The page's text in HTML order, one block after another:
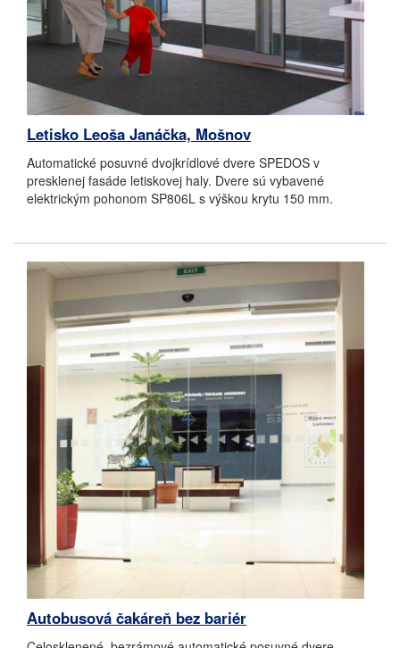
Letisko Leoša Janáčka, Mošnov
Automatické posuvné dvojkrídlové dvere SPEDOS v
presklenej fasáde letiskovej haly. Dvere sú vybavené
elektrickým pohonom SP806L s výškou krytu 150 mm.
Autobusová čakáreň bez bariér